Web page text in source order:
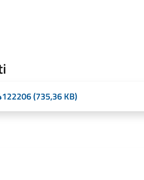
(735,36 KB)